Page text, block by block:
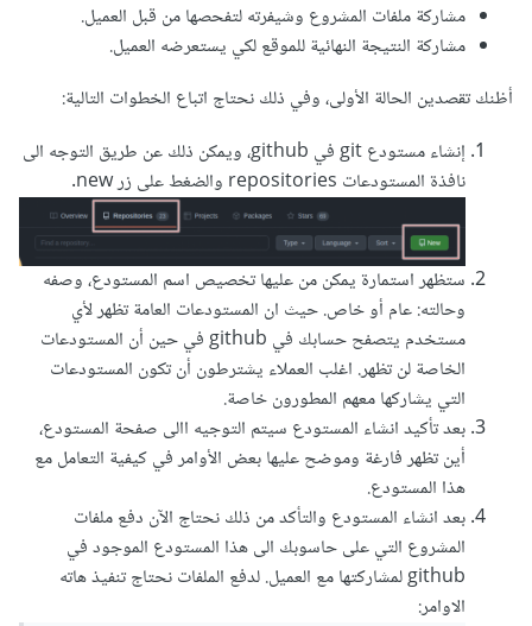
مشاركة ملفات المشروع وشيفرته لتفحصها من قبل العميل.
مشاركة النتيجة النهائية للموقع لكي يستعرضه العميل.
أظنك تقصدين الحالة الأولى، وفي ذلك نحتاج اتباع الخطوات التالية:
إنشاء مستودع git في github، ويمكن ذلك عن طريق التوجه الى
نافذة المستودعات repositories والضغط على زر new.
ستظهر استمارة يمكن من عليها تخصيص اسم المستودع، وصفه
وحالته: عام أو خاص. حيث ان المستودعات العامة تظهر لأي
مستخدم يتصفح حسابك في github في حين أن المستودعات
الخاصة لن تظهر. اغلب العملاء يشترطون أن تكون المستودعات
التي يشاركها معهم المطورون خاصة.
بعد تأكيد انشاء المستودع سيتم التوجيه االى صفحة المستودع،
أين تظهر فارغة وموضح عليها بعض الأوامر في كيفية التعامل مع
هذا المستودع.
بعد انشاء المستودع والتأكد من ذلك نحتاج الآن دفع ملفات
المشروع التي على حاسوبك الى هذا المستودع الموجود في
github لمشاركتها مع العميل. لدفع الملفات نحتاج تنفيذ هاته
الاوامر: